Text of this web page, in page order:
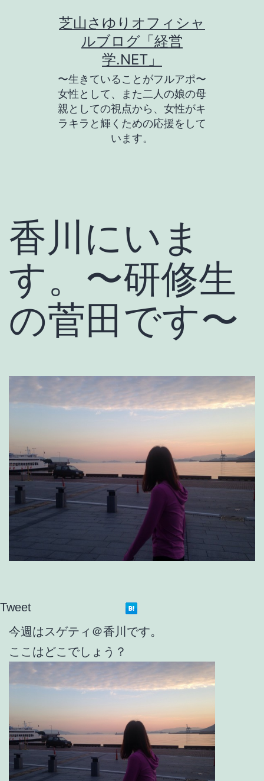
芝山さゆりオフィシャ
ルブログ「経営
学.NET」
〜生きていることがフルアポ〜
女性として、また二人の娘の母
親としての視点から、女性がキ
ラキラと輝くための応援をして
います。
香川にいま
す。〜研修生
の菅田です〜
Tweet
今週はスゲティ＠香川です。
ここはどこでしょう？